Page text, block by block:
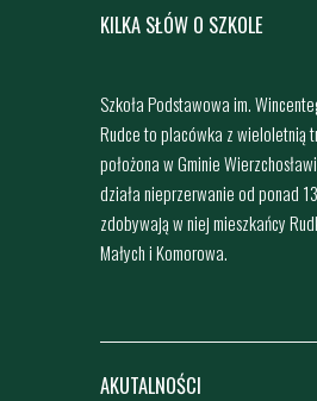
KILKA SŁÓW O SZKOLE
Szkoła Podstawowa im.
Rudce to placówka z wieloletnią
położona w Gminie
działa nieprzerwanie od ponad
zdobywają w niej mieszkańcy
Małych i Komorowa.
AKUTALNOŚCI